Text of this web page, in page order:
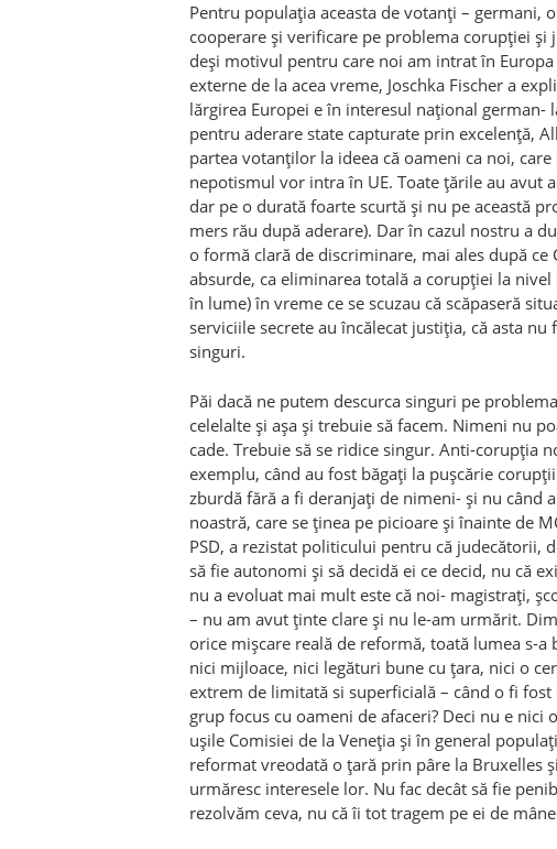
Pentru populația aceasta de votanți – germani,
cooperare și verificare pe problema corupției
deși motivul pentru care noi am intrat în
externe de la acea vreme, Joschka Fischer a
lărgirea Europei e în interesul național german-
pentru aderare state capturate prin excelență,
partea votanților la ideea că oameni ca noi,
nepotismul vor intra în UE. Toate țările au avut
dar pe o durată foarte scurtă și nu pe această
mers rău după aderare). Dar în cazul nostru a
o formă clară de discriminare, mai ales după ce
absurde, ca eliminarea totală a corupției la
în lume) în vreme ce se scuzau că scăpaseră
serviciile secrete au încălecat justiția, că asta
singuri.
Păi dacă ne putem descurca singuri pe
celelalte și așa și trebuie să facem. Nimeni nu
cade. Trebuie să se ridice singur. Anti-corupția
exemplu, când au fost băgați la pușcărie
zburdă fără a fi deranjați de nimeni- și nu când
noastră, care se ținea pe picioare și înainte de
PSD, a rezistat politicului pentru că judecătorii,
să fie autonomi și să decidă ei ce decid, nu că
nu a evoluat mai mult este că noi- magistrați,
– nu am avut ținte clare și nu le-am urmărit.
orice mișcare reală de reformă, toată lumea s-a
nici mijloace, nici legături bune cu țara, nici o
extrem de limitată si superficială – când o fi fost
grup focus cu oameni de afaceri? Deci nu e nici
ușile Comisiei de la Veneția și în general
reformat vreodată o țară prin pâre la Bruxelles
urmăresc interesele lor. Nu fac decât să fie
rezolvăm ceva, nu că îi tot tragem pe ei de mâ